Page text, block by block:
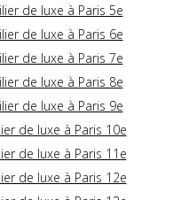
de luxe à Paris 5e
de luxe à Paris 6e
de luxe à Paris 7e
de luxe à Paris 8e
de luxe à Paris 9e
de luxe à Paris 10e
de luxe à Paris 11e
de luxe à Paris 12e